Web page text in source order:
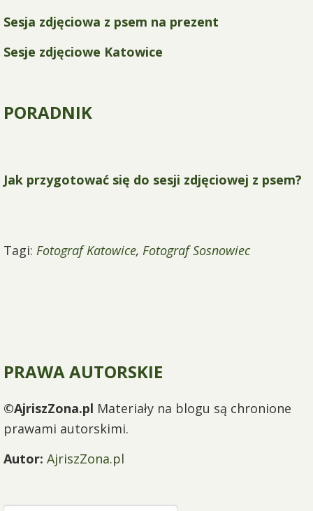
Sesja zdjęciowa z psem na prezent
Sesje zdjęciowe Katowice
PORADNIK
Jak przygotować się do sesji zdjęciowej z psem?
Tagi: Fotograf Katowice, Fotograf Sosnowiec
PRAWA AUTORSKIE
©AjriszZona.pl Materiały na blogu są chronione
prawami autorskimi.
Autor: AjriszZona.pl